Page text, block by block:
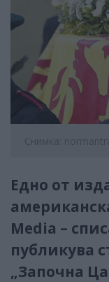
Снимка:
Едно от
Media –
публикува
„Започна